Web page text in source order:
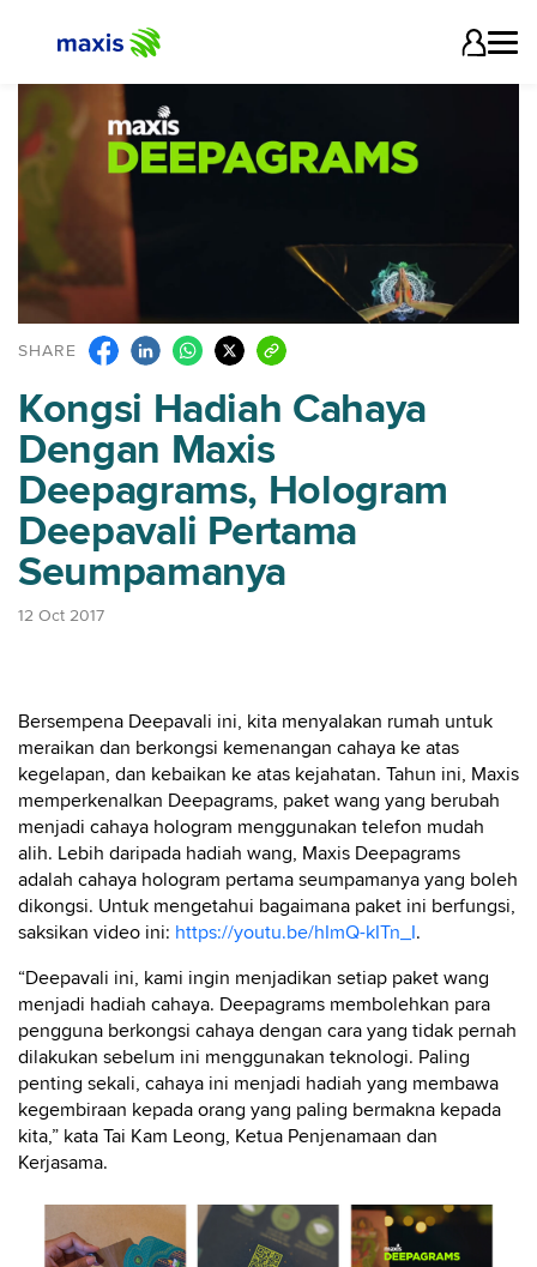
SHARE
Kongsi Hadiah Cahaya
Dengan Maxis
Deepagrams, Hologram
Deepavali Pertama
Seumpamanya
12 Oct 2017
Bersempena Deepavali ini, kita menyalakan rumah untuk
meraikan dan berkongsi kemenangan cahaya ke atas
kegelapan, dan kebaikan ke atas kejahatan. Tahun ini, Maxis
memperkenalkan Deepagrams, paket wang yang berubah
menjadi cahaya hologram menggunakan telefon mudah
alih. Lebih daripada hadiah wang, Maxis Deepagrams
adalah cahaya hologram pertama seumpamanya yang boleh
dikongsi. Untuk mengetahui bagaimana paket ini berfungsi,
saksikan video ini: https://youtu.be/hImQ-kITn_I.
“Deepavali ini, kami ingin menjadikan setiap paket wang
menjadi hadiah cahaya. Deepagrams membolehkan para
pengguna berkongsi cahaya dengan cara yang tidak pernah
dilakukan sebelum ini menggunakan teknologi. Paling
penting sekali, cahaya ini menjadi hadiah yang membawa
kegembiraan kepada orang yang paling bermakna kepada
kita,” kata Tai Kam Leong, Ketua Penjenamaan dan
Kerjasama.